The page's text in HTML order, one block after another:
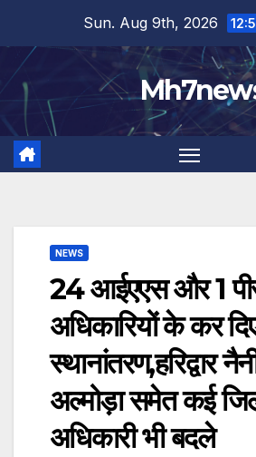
content
Sun. Aug 9th, 2026
NEWS
24 आईएएस और 1
अधिकारियों के कर
स्थानांतरण,हरिद्वार
अल्मोड़ा समेत कई
अधिकारी भी बदले